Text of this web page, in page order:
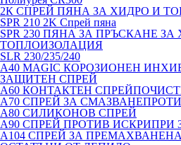
2К СПРЕЙ ПЯНА ЗА ХИДРО И
SPR 210 2K Спрей пяна
SPR 230 ПЯНА ЗА ПРЪСКАНЕ
ТОПЛОИЗОЛАЦИЯ
SLR 230/235/240
A40 MAGIC КОРОЗИОНЕН
ЗАЩИТЕН СПРЕЙ
A60 КОНТАКТЕН
A70 СПРЕЙ ЗА
A80 СИЛИКОНОВ СПРЕЙ
A90 СПРЕЙ ПРОТИВ ИСКРИПРИ
A104 СПРЕЙ ЗА